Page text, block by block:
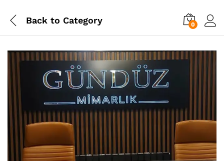
Back to Category 0